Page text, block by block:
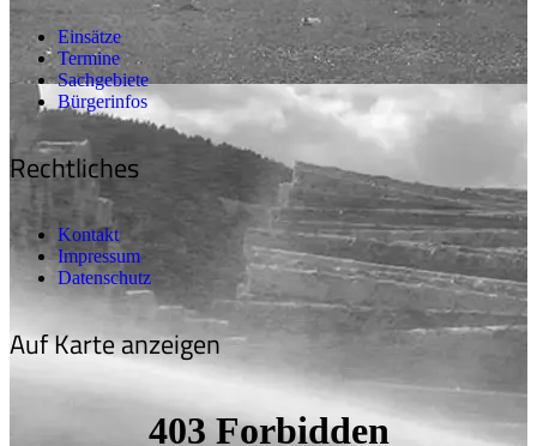
Einsätze
Termine
Sachgebiete
Bürgerinfos
Rechtliches
Kontakt
Impressum
Datenschutz
Auf Karte anzeigen